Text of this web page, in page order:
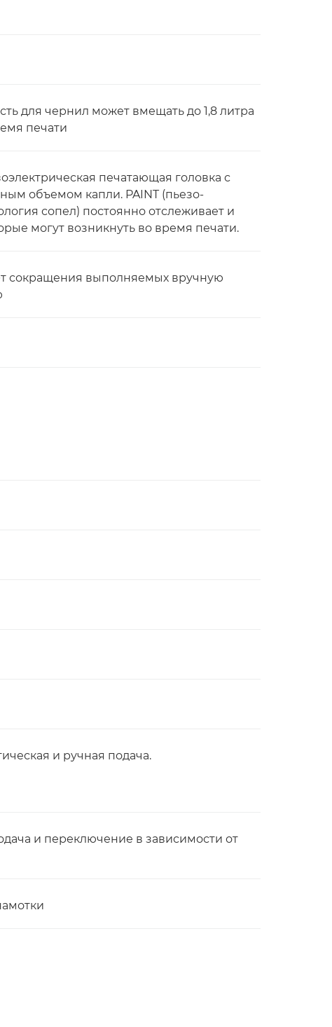
для чернил может вмещать до 1,8 литра
печати
печатающая головка с
объемом капли. PAINT (пьезо-
сопел) постоянно отслеживает и
могут возникнуть во время печати.
сокращения выполняемых вручную
и ручная подача.
и переключение в зависимости от